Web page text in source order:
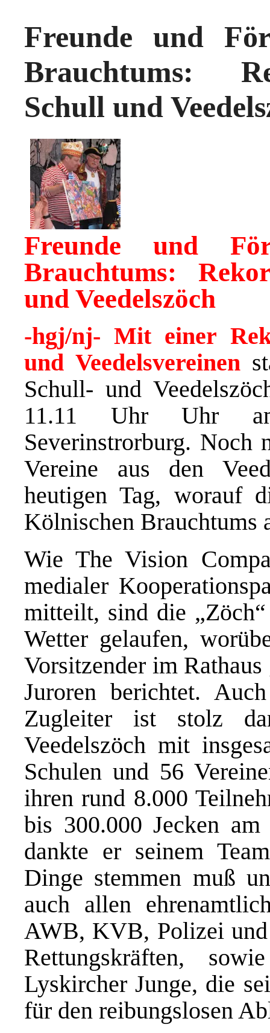
Freunde und
Brauchtums:
Schull und
Freunde und
Brauchtums:
und Veedelszöch
-hgj/nj- Mit einer
und Veedelsvereinen
Schull- und
11.11 Uhr Uhr
Severinstrorburg. Noch
Vereine aus den
heutigen Tag, worauf
Kölnischen Brauchtums
Wie The Vision
medialer
mitteilt, sind die
Wetter gelaufen,
Vorsitzender im Rathaus
Juroren berichtet.
Zugleiter ist stolz
Veedelszöch mit
Schulen und 56
ihren rund 8.000
bis 300.000 Jecken am
dankte er seinem
Dinge stemmen muß
auch allen
AWB, KVB, Polizei und
Rettungskräften,
Lyskircher Junge, die
für den reibungslosen